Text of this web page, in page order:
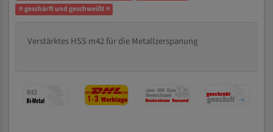
⭐ geschärft und geschweißt ⭐
Verstärktes HSS m42 für die Metallzerspanung